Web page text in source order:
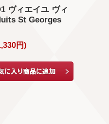
ヴィエイユ ヴィ
St Georges
円)